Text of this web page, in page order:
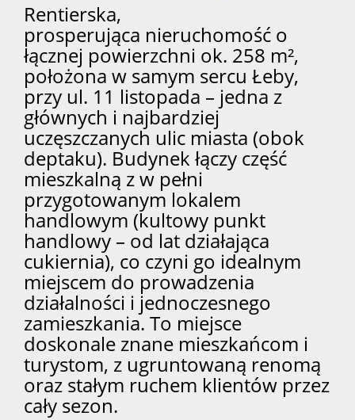
Rentierska,
prosperująca nieruchomość o
łącznej powierzchni ok. 258 m²,
położona w samym sercu Łeby,
przy ul. 11 listopada – jedna z
głównych i najbardziej
uczęszczanych ulic miasta (obok
deptaku). Budynek łączy część
mieszkalną z w pełni
przygotowanym lokalem
handlowym (kultowy punkt
handlowy – od lat działająca
cukiernia), co czyni go idealnym
miejscem do prowadzenia
działalności i jednoczesnego
zamieszkania. To miejsce
doskonale znane mieszkańcom i
turystom, z ugruntowaną renomą
oraz stałym ruchem klientów przez
cały sezon.